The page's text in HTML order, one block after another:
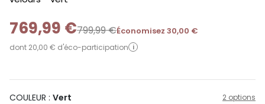
769,99 €799,99 €Économisez 30,00 €
dont 20,00 € d'éco-participation i
COULEUR : Vert 2 options